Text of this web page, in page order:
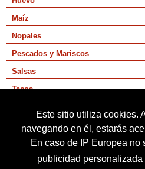
Este sitio utiliza cookies.
navegando en él, estarás
En caso de IP Europea no
publicidad personalizada
Maíz
Nopales
Pescados y Mariscos
Salsas
Tacos
Vegetarianas